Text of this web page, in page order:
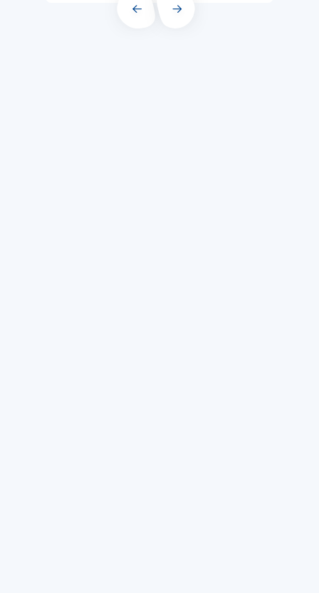
PRÉCÉDENT
SUIVANT